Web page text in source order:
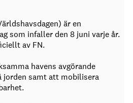
är en
som infaller den 8 juni varje år.
av FN.
havens avgörande
jorden samt att mobilisera